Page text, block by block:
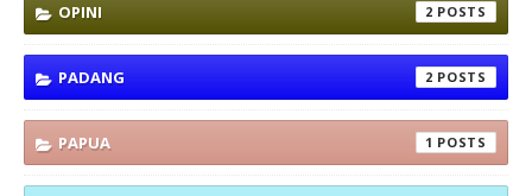
OPINI 2
PADANG 2
PAPUA 1